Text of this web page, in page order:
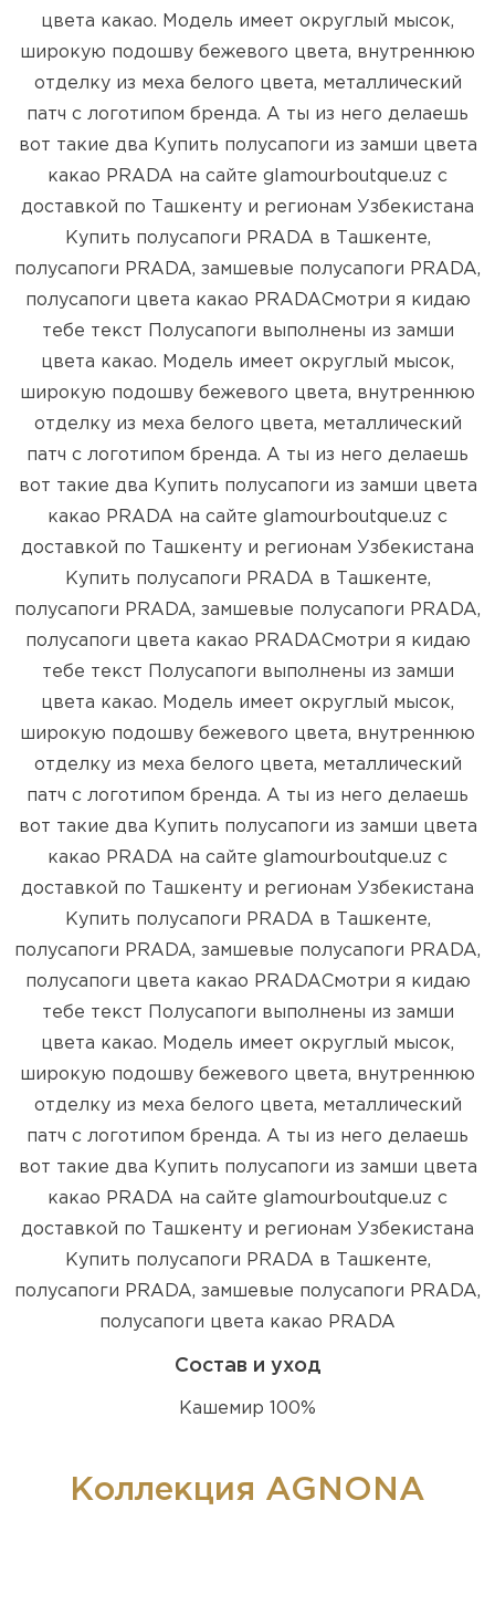
цвета какао. Модель имеет округлый мысок,
широкую подошву бежевого цвета, внутреннюю
отделку из меха белого цвета, металлический
патч с логотипом бренда. А ты из него делаешь
вот такие два Купить полусапоги из замши цвета
какао PRADA на сайте glamourboutque.uz с
доставкой по Ташкенту и регионам Узбекистана
Купить полусапоги PRADA в Ташкенте,
полусапоги PRADA, замшевые полусапоги PRADA,
полусапоги цвета какао PRADAСмотри я кидаю
тебе текст Полусапоги выполнены из замши
цвета какао. Модель имеет округлый мысок,
широкую подошву бежевого цвета, внутреннюю
отделку из меха белого цвета, металлический
патч с логотипом бренда. А ты из него делаешь
вот такие два Купить полусапоги из замши цвета
какао PRADA на сайте glamourboutque.uz с
доставкой по Ташкенту и регионам Узбекистана
Купить полусапоги PRADA в Ташкенте,
полусапоги PRADA, замшевые полусапоги PRADA,
полусапоги цвета какао PRADAСмотри я кидаю
тебе текст Полусапоги выполнены из замши
цвета какао. Модель имеет округлый мысок,
широкую подошву бежевого цвета, внутреннюю
отделку из меха белого цвета, металлический
патч с логотипом бренда. А ты из него делаешь
вот такие два Купить полусапоги из замши цвета
какао PRADA на сайте glamourboutque.uz с
доставкой по Ташкенту и регионам Узбекистана
Купить полусапоги PRADA в Ташкенте,
полусапоги PRADA, замшевые полусапоги PRADA,
полусапоги цвета какао PRADAСмотри я кидаю
тебе текст Полусапоги выполнены из замши
цвета какао. Модель имеет округлый мысок,
широкую подошву бежевого цвета, внутреннюю
отделку из меха белого цвета, металлический
патч с логотипом бренда. А ты из него делаешь
вот такие два Купить полусапоги из замши цвета
какао PRADA на сайте glamourboutque.uz с
доставкой по Ташкенту и регионам Узбекистана
Купить полусапоги PRADA в Ташкенте,
полусапоги PRADA, замшевые полусапоги PRADA,
полусапоги цвета какао PRADA
Состав и уход
Кашемир 100%
Коллекция AGNONA